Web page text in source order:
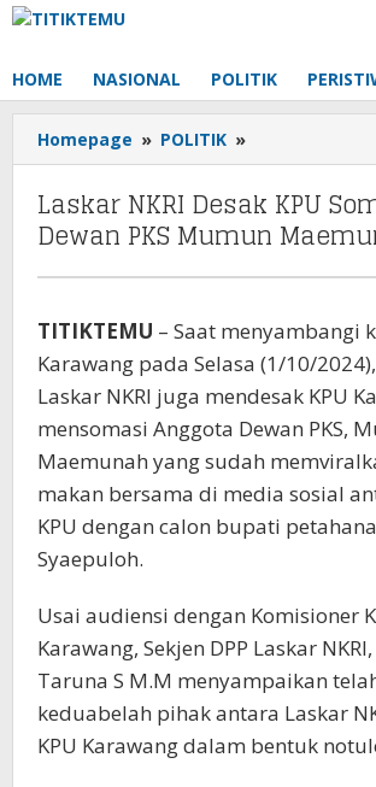
Lewati
HOME NASIONAL POLITIK
Homepage » POLITIK »
NKRI
Desak
KPU
Somasi
Maemunah
Laskar NKRI Desak KPU
Dewan PKS Mumun
TITIKTEMU – Saat menyambangi
Karawang pada Selasa (1/10/2024),
Laskar NKRI juga mendesak KPU
mensomasi Anggota Dewan PKS,
Maemunah yang sudah
makan bersama di media sosial
KPU dengan calon bupati
Syaepuloh.
Usai audiensi dengan Komisioner
Karawang, Sekjen DPP Laskar
Taruna S M.M menyampaikan
keduabelah pihak antara Laskar
KPU Karawang dalam bentuk